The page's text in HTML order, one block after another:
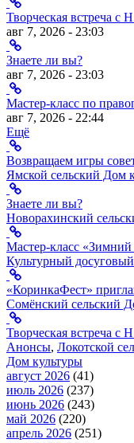
Творческая встреча с
авг 7, 2026 - 23:03
Знаете ли вы?
авг 7, 2026 - 23:03
Мастер-класс по
авг 7, 2026 - 22:44
Ещё
Возвращаем игры
Ямской сельский Дом
Знаете ли вы?
Новорахинский
Мастер-класс
Культурный
«КоринкаФест»
Сомёнский сельский
Творческая встреча с
Анонсы, Локотской
Дом культуры
август 2026 (41)
июль 2026 (237)
июнь 2026 (243)
май 2026 (220)
апрель 2026 (251)